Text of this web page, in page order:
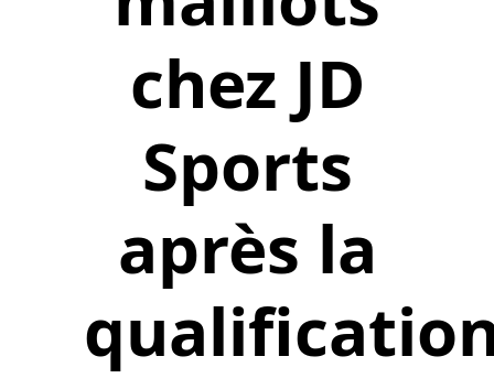
chez JD
Sports
après la